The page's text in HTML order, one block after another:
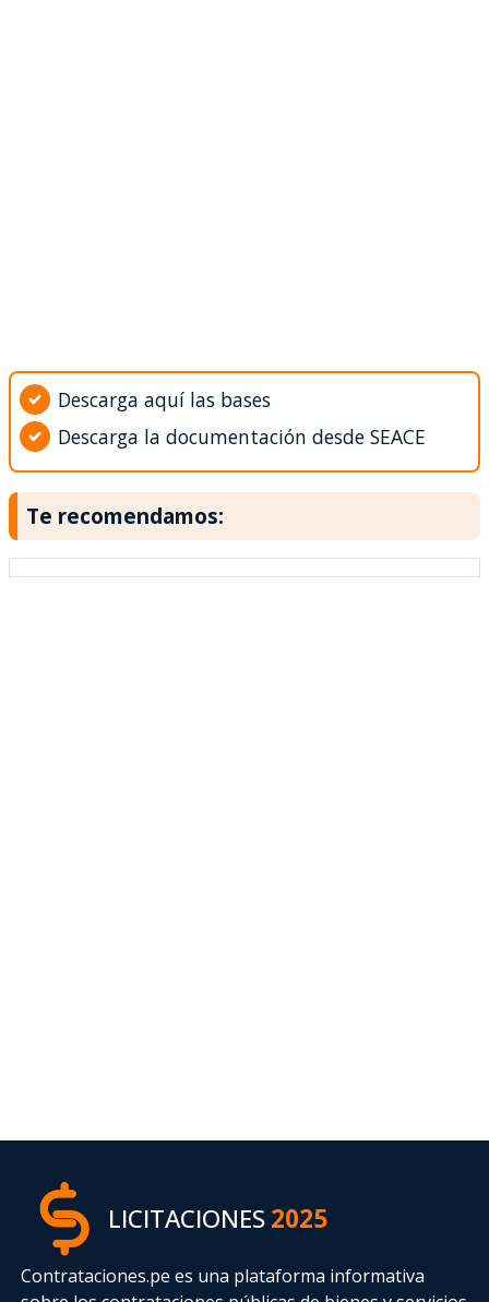
Descarga aquí las bases
Descarga la documentación desde SEACE
Te recomendamos:
LICITACIONES2025
Contrataciones.pe es una plataforma informativa